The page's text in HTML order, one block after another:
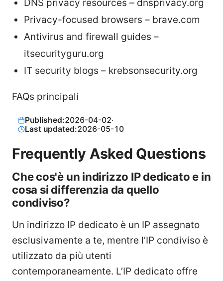
DNS privacy resources – dnsprivacy.org
Privacy-focused browsers – brave.com
Antivirus and firewall guides –
itsecurityguru.org
IT security blogs – krebsonsecurity.org
FAQs principali
Published:2026-04-02·
Last updated:2026-05-10
Frequently Asked Questions
Che cos'è un indirizzo IP dedicato e in
cosa si differenzia da quello
condiviso?
Un indirizzo IP dedicato è un IP assegnato
esclusivamente a te, mentre l’IP condiviso è
utilizzato da più utenti
contemporaneamente. L’IP dedicato offre